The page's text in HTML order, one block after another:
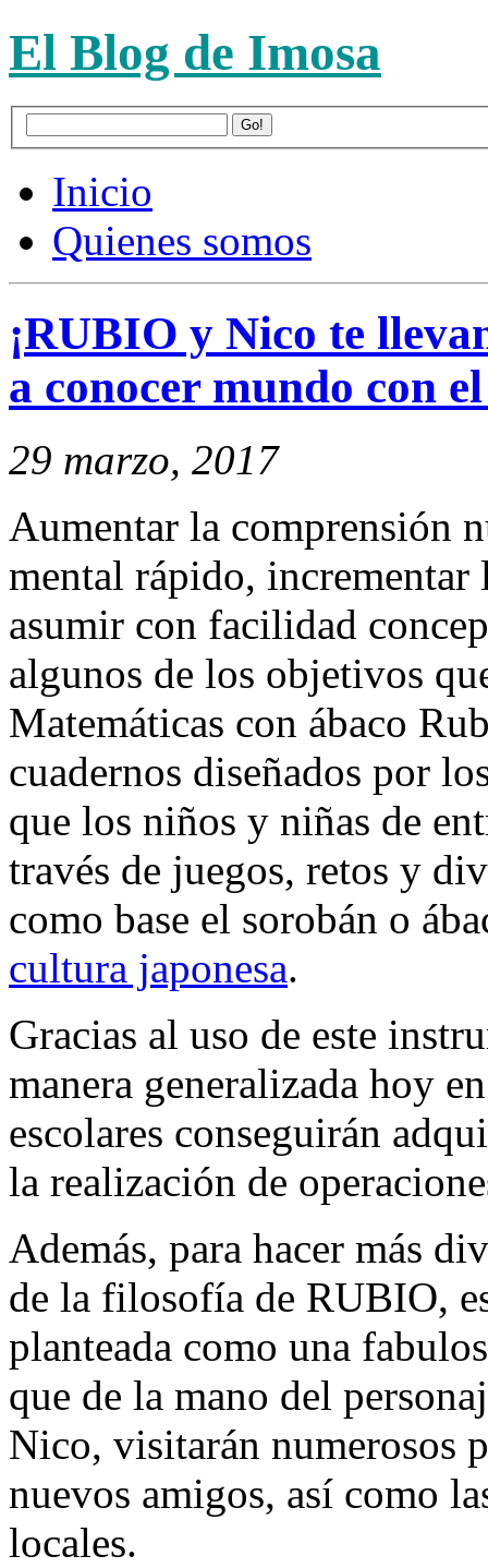
El Blog de Imosa
Inicio
Quienes somos
¡RUBIO y Nico te
a conocer mundo con
29 marzo, 2017
Aumentar la comprensión
mental rápido, incrementar
asumir con facilidad
algunos de los objetivos
Matemáticas con ábaco
cuadernos diseñados por
que los niños y niñas de
través de juegos, retos y
como base el sorobán o
cultura japonesa.
Gracias al uso de este
manera generalizada hoy
escolares conseguirán
la realización de
Además, para hacer más
de la filosofía de RUBIO,
planteada como una
que de la mano del
Nico, visitarán numerosos
nuevos amigos, así como
locales.